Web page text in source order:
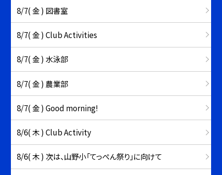
8/7( 金 ) 図書室
8/7( 金 ) Club Activities
8/7( 金 ) 水泳部
8/7( 金 ) 農業部
8/7( 金 ) Good morning!
8/6( 木 ) Club Activity
8/6( 木 ) 次は、山野小「てっぺん祭り」に向けて